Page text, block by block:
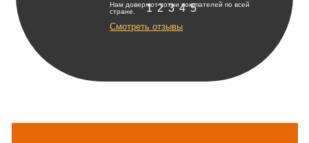
Нам доверяют сотни покупателей по всей
стране.
Смотреть отзывы